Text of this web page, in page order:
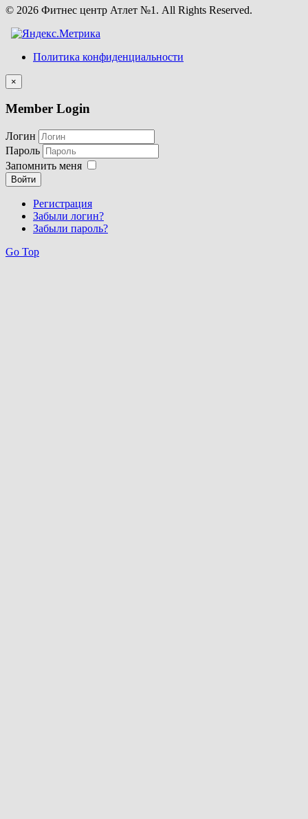
© 2026 Фитнес центр Атлет №1. All Rights Reserved.
Политика конфиденциальности
×
Member Login
Логин
Пароль
Запомнить меня
Войти
Регистрация
Забыли логин?
Забыли пароль?
Go Top